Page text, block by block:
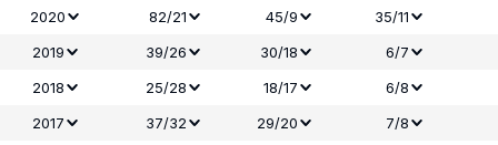
2020
82/21 45/9
35/11
2019
39/26 30/18
6/7
2018
25/28 18/17
6/8
2017
37/32 29/20
7/8